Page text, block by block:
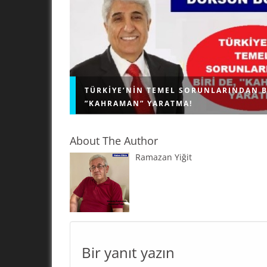
TÜRKIYE’NIN TEMEL SORUNLARINDAN
”KAHRAMAN” YARATMA!
"KAHRAMAN" YARATMA! Geri bıraktırılmış
problemi; kendi sorunlarını çözmek için
işleyişe sahip olan, bağımsız, herkese eşit
About The Author
Ramazan Yiğit
Bir yanıt yazın